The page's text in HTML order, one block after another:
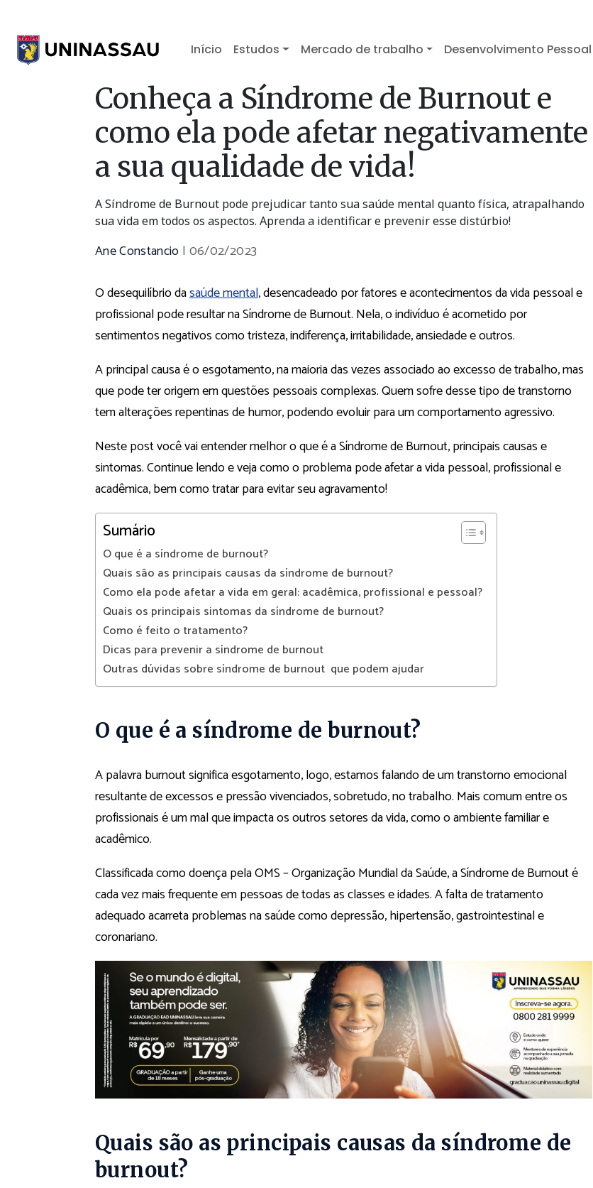
Início Estudos Mercado de trabalho Desenvolvimento Pessoal
Conheça a Síndrome de Burnout e
como ela pode afetar negativamente
a sua qualidade de vida!
A Síndrome de Burnout pode prejudicar tanto sua saúde mental quanto física, atrapalhando
sua vida em todos os aspectos. Aprenda a identificar e prevenir esse distúrbio!
Ane Constancio | 06/02/2023
O desequilíbrio dasaúde mental, desencadeado por fatores e acontecimentos da vida pessoal e
profissional pode resultar na Síndrome de Burnout. Nela, o indivíduo é acometido por
sentimentos negativos como tristeza, indiferença, irritabilidade, ansiedade e outros.
A principal causa é o esgotamento, na maioria das vezes associado ao excesso de trabalho, mas
que pode ter origem em questões pessoais complexas. Quem sofre desse tipo de transtorno
tem alterações repentinas de humor, podendo evoluir para um comportamento agressivo.
Neste post você vai entender melhor o que é a Síndrome de Burnout, principais causas e
sintomas. Continue lendo e veja como o problema pode afetar a vida pessoal, profissional e
acadêmica, bem como tratar para evitar seu agravamento!
Sumário
O que é a síndrome de burnout?
Quais são as principais causas da síndrome de burnout?
Como ela pode afetar a vida em geral: acadêmica, profissional e pessoal?
Quais os principais sintomas da síndrome de burnout?
Como é feito o tratamento?
Dicas para prevenir a síndrome de burnout
Outras dúvidas sobre síndrome de burnout que podem ajudar
O que é a síndrome de burnout?
A palavra burnout significa esgotamento, logo, estamos falando de um transtorno emocional
resultante de excessos e pressão vivenciados, sobretudo, no trabalho. Mais comum entre os
profissionais é um mal que impacta os outros setores da vida, como o ambiente familiar e
acadêmico.
Classificada como doença pela OMS – Organização Mundial da Saúde, a Síndrome de Burnout é
cada vez mais frequente em pessoas de todas as classes e idades. A falta de tratamento
adequado acarreta problemas na saúde como depressão, hipertensão, gastrointestinal e
coronariano.
Quais são as principais causas da síndrome de
burnout?